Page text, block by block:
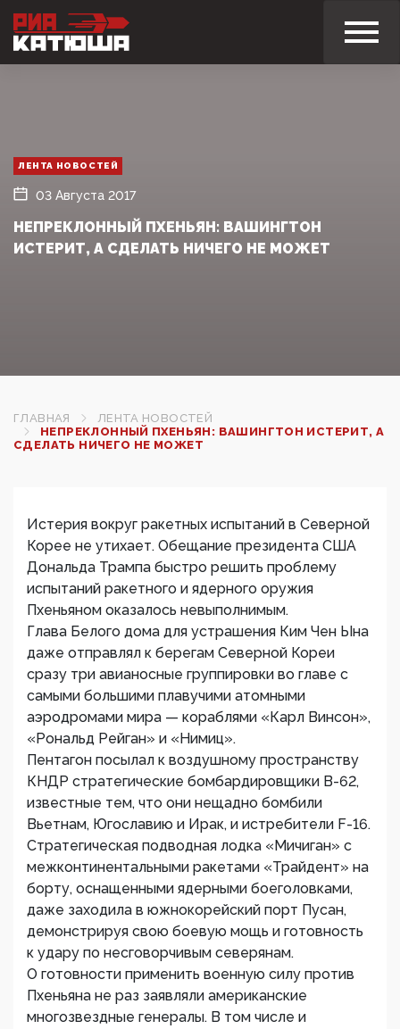
ЛЕНТА НОВОСТЕЙ
03 Августа 2017
НЕПРЕКЛОННЫЙ ПХЕНЬЯН: ВАШИНГТОН
ИСТЕРИТ, А СДЕЛАТЬ НИЧЕГО НЕ МОЖЕТ
ГЛАВНАЯ
ЛЕНТА НОВОСТЕЙ
НЕПРЕКЛОННЫЙ ПХЕНЬЯН: ВАШИНГТОН ИСТЕРИТ, А
СДЕЛАТЬ НИЧЕГО НЕ МОЖЕТ
Истерия вокруг ракетных испытаний в Северной
Корее не утихает. Обещание президента США
Дональда Трампа быстро решить проблему
испытаний ракетного и ядерного оружия
Пхеньяном оказалось невыполнимым.
Глава Белого дома для устрашения Ким Чен Ына
даже отправлял к берегам Северной Кореи
сразу три авианосные группировки во главе с
самыми большими плавучими атомными
аэродромами мира — кораблями «Карл Винсон»,
«Рональд Рейган» и «Нимиц».
Пентагон посылал к воздушному пространству
КНДР стратегические бомбардировщики В-62,
известные тем, что они нещадно бомбили
Вьетнам, Югославию и Ирак, и истребители F-16.
Стратегическая подводная лодка «Мичиган» с
межконтинентальными ракетами «Трайдент» на
борту, оснащенными ядерными боеголовками,
даже заходила в южнокорейский порт Пусан,
демонстрируя свою боевую мощь и готовность
к удару по несговорчивым северянам.
О готовности применить военную силу против
Пхеньяна не раз заявляли американские
многозвездные генералы. В том числе и